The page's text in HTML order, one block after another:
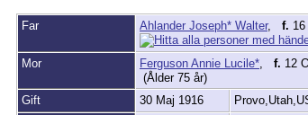
Far Ahlander Joseph* Walter, f.
Mor
Ferguson Annie Lucile* f. 12
(Ålder 75 år)
Gift
30 Maj 1916